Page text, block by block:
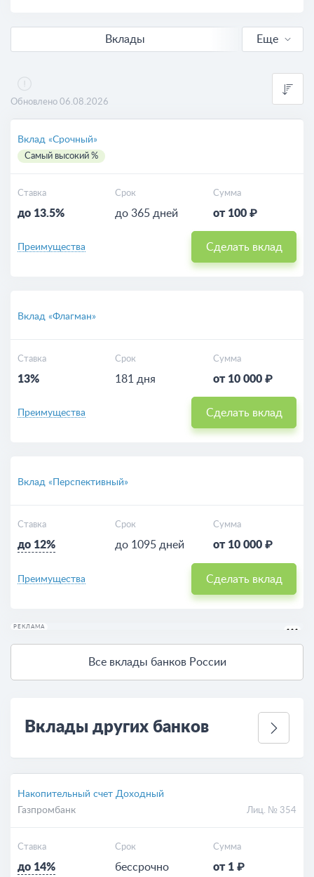
Вклады
Еще
Обновлено 06.08.2026
Вклад «Срочный»
Самый высокий %
Ставка
до 13.5%
Срок
до 365 дней
Сумма
от 100 ₽
Преимущества Сделать вклад
Вклад «Флагман»
Ставка
13%
Срок
181 дня
Сумма
от 10 000 ₽
Преимущества Сделать вклад
Вклад «Перспективный»
Ставка
до 12%
Срок
до 1095 дней
Сумма
от 10 000 ₽
Преимущества Сделать вклад
РЕКЛАМА
Все вклады банков России
Вклады других банков
Накопительный счет Доходный
Газпромбанк
Лиц. № 354
Ставка
до 14%
Срок
бессрочно
Сумма
от 1 ₽